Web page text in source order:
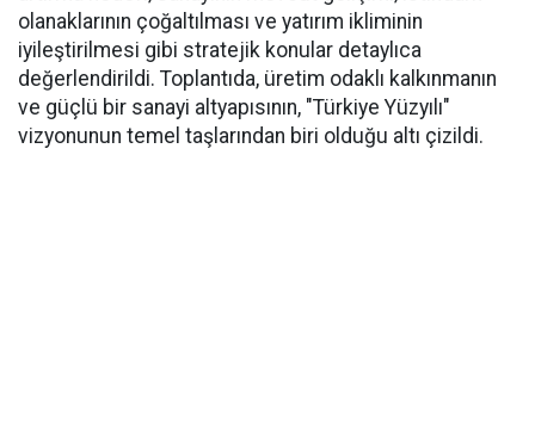
olanaklarının çoğaltılması ve yatırım ikliminin
iyileştirilmesi gibi stratejik konular detaylıca
değerlendirildi. Toplantıda, üretim odaklı kalkınmanın
ve güçlü bir sanayi altyapısının, "Türkiye Yüzyılı"
vizyonunun temel taşlarından biri olduğu altı çizildi.